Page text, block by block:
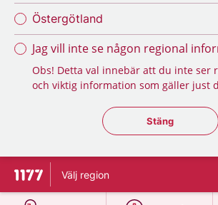
Östergötland
Jag vill inte se någon regional
Obs! Detta val innebär att du inte ser
och viktig information som gäller just
Stäng
Stäng
Till startsidan för 1177
Välj region
på 1177.se
på 1177.se